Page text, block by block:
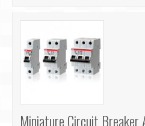
Miniature Circuit